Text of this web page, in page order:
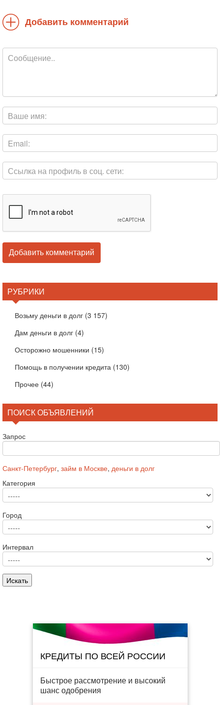
Добавить комментарий
РУБРИКИ
Возьму деньги в долг (3 157)
Дам деньги в долг (4)
Осторожно мошенники (15)
Помощь в получении кредита (130)
Прочее (44)
ПОИСК ОБЪЯВЛЕНИЙ
Запрос
Санкт-Петербург, займ в Москве, деньги в долг
Категория
Город
Интервал
КРЕДИТЫ ПО ВСЕЙ РОССИИ
Быстрое рассмотрение и высокий
шанс одобрения